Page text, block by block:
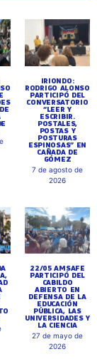
IRIONDO:
RODRIGO ALONSO
PARTICIPÓ DEL
CONVERSATORIO
“LEER Y
ESCRIBIR.
POSTALES,
POSTAS Y
POSTURAS
ESPINOSAS” EN
CAÑADA DE
GÓMEZ
7 de agosto de
2026
22/05 AMSAFE
PARTICIPÓ DEL
CABILDO
ABIERTO EN
DEFENSA DE LA
EDUCACIÓN
PÚBLICA, LAS
UNIVERSIDADES Y
LA CIENCIA
27 de mayo de
2026